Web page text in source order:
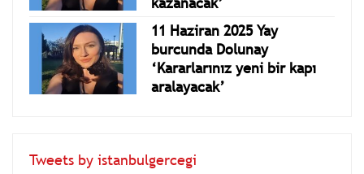
‘Aile ilişkileriniz önem
kazanacak’
11 Haziran 2025 Yay
burcunda Dolunay
‘Kararlarınız yeni bir kapı